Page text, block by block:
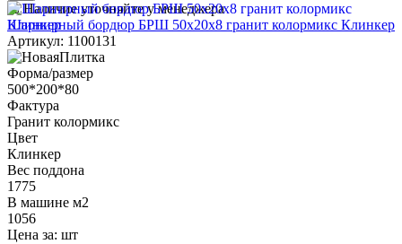
Наличие уточняйте у менеджера
Шарнирный бордюр БРШ 50х20х8 гранит колормикс Клинкер
Артикул: 1100131
Форма/размер
500*200*80
Фактура
Гранит колормикс
Цвет
Клинкер
Вес поддона
1775
В машине м2
1056
Цена за: шт